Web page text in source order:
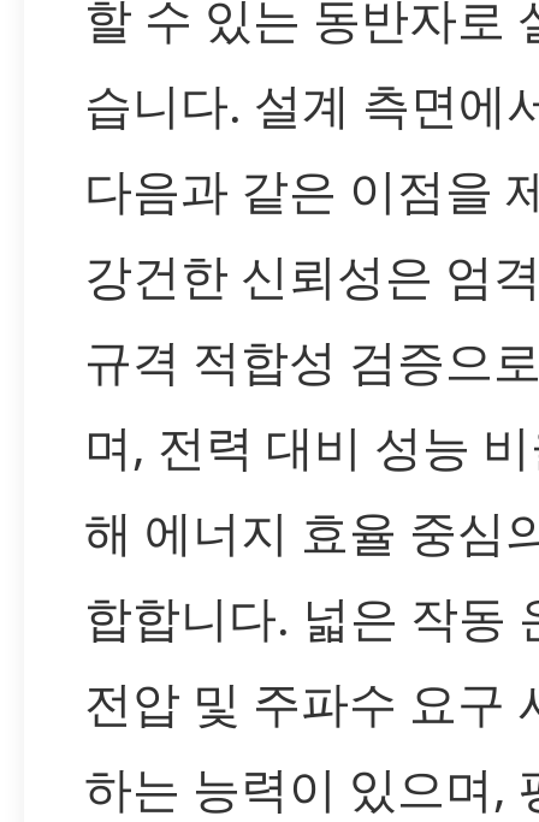
할 수 있는 동반자로
습니다. 설계 측면에
다음과 같은 이점을
강건한 신뢰성은 엄
규격 적합성 검증으
며, 전력 대비 성능
해 에너지 효율 중심
합합니다. 넓은 작동
전압 및 주파수 요구
하는 능력이 있으며,